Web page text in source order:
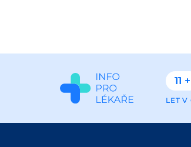
11 +
LET V